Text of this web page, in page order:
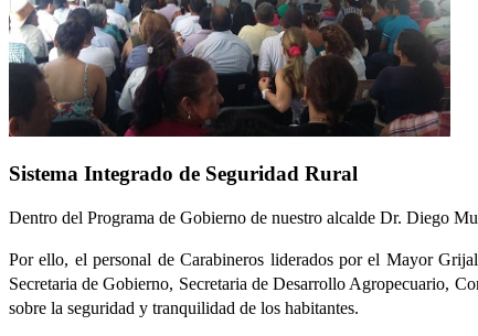
Sistema Integrado de Seguridad Rural
Dentro del Programa de Gobierno de nuestro alcalde Dr. Diego
Por ello, el personal de Carabineros liderados por el Mayor
Secretaria de Gobierno, Secretaria de Desarrollo Agropecuario,
sobre la seguridad y tranquilidad de los habitantes.